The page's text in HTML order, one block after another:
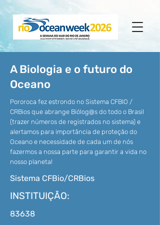
A Biologia e o futuro do
Oceano
Pororoca fez estrondo no Sistema CFBIO /
CRBios que abrange Biólog@s do todo o Brasil
(trazer números de registrados no sistema) e
alertamos para importância de proteção do
Oceano e necessidade de cada um de nós
fazermos a nossa parte para garantir a vida no
nosso planeta!
Sistema CFBio/CRBios
INSTITUIÇÃO:
83638